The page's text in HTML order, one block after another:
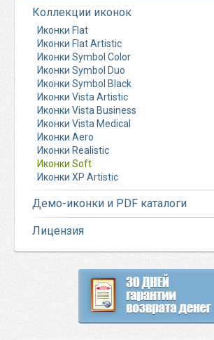
Коллекции иконок
Иконки Flat
Иконки Flat Artistic
Иконки Symbol Color
Иконки Symbol Duo
Иконки Symbol Black
Иконки Vista Artistic
Иконки Vista Business
Иконки Vista Medical
Иконки Aero
Иконки Realistic
Иконки Soft
Иконки XP Artistic
Демо-иконки и PDF каталоги
Лицензия